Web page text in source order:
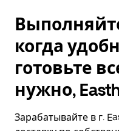
когда
готовьте
нужно,
Зарабатывайте в г.